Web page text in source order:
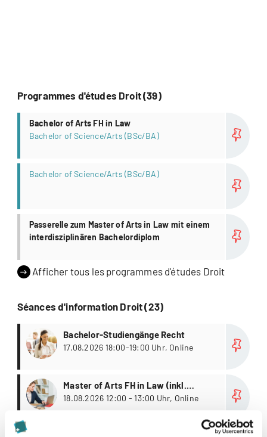
Programmes d'études Droit (39)
Bachelor of Arts FH in Law
Bachelor of Science/Arts (BSc/BA)
Bachelor of Science/Arts (BSc/BA)
Passerelle zum Master of Arts in Law mit einem
interdisziplinären Bachelordiplom
Afficher tous les programmes d'études Droit
Séances d'information Droit (23)
Bachelor-Studiengänge Recht
17.08.2026 18:00-19:00 Uhr, Online
Master of Arts FH in Law (inkl.
Passerelle)
18.08.2026 12:00 - 13:00 Uhr, Online
Plus